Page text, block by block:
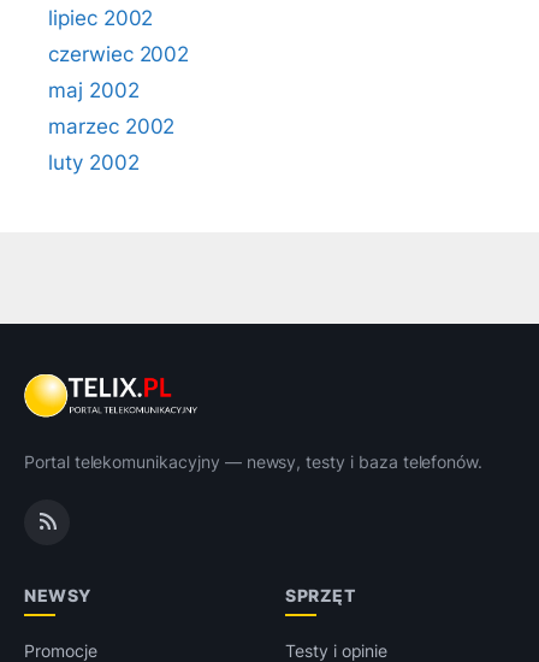
lipiec 2002
czerwiec 2002
maj 2002
marzec 2002
luty 2002
Portal telekomunikacyjny — newsy, testy i baza telefonów.
NEWSY
Promocje
SPRZĘT
Testy i opinie